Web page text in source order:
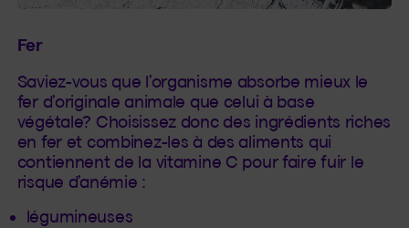
Fer
Saviez-vous que l’organisme absorbe mieux le
fer d’originale animale que celui à base
végétale? Choisissez donc des ingrédients riches
en fer et combinez-les à des aliments qui
contiennent de la vitamine C pour faire fuir le
risque d’anémie :
légumineuses